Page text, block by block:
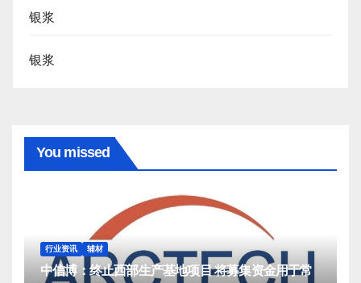
银浆
银浆
You missed
行业资讯 辅材
中信博：终止西部生产基地项目 将募集资金用于常